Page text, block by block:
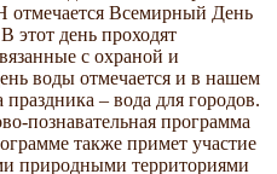
Всемирный День
этот день проходят
с охраной и
воды отмечается и в нашем
праздника – вода для городов.
познавательная программа
также примет участие
природными территориями